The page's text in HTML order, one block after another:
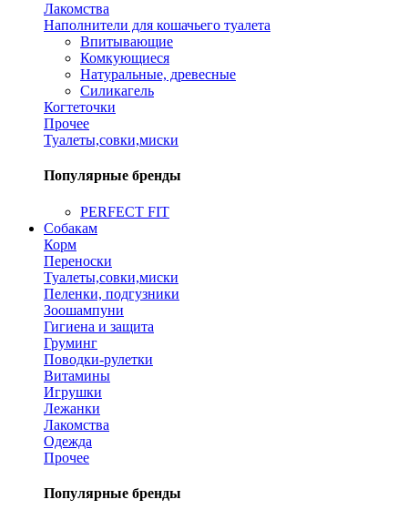
Лакомства
Наполнители для кошачьего туалета
Впитывающие
Комкующиеся
Натуральные, древесные
Силикагель
Когтеточки
Прочее
Туалеты,совки,миски
Популярные бренды
PERFECT FIT
Собакам
Корм
Переноски
Туалеты,совки,миски
Пеленки, подгузники
Зоошампуни
Гигиена и защита
Груминг
Поводки-рулетки
Витамины
Игрушки
Лежанки
Лакомства
Одежда
Прочее
Популярные бренды